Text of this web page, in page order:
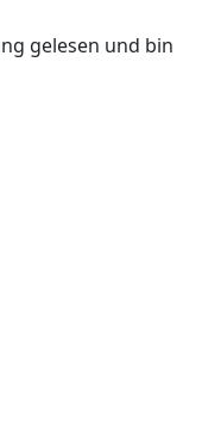
gelesen und bin